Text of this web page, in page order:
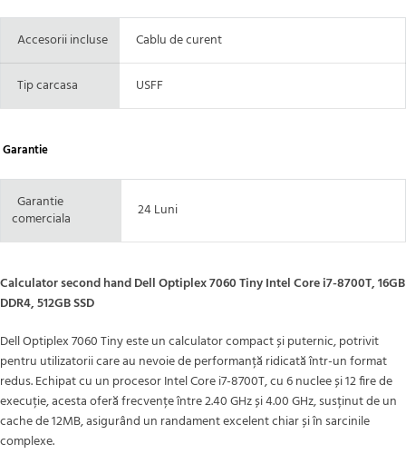
Accesorii incluse Cablu de curent
Tip carcasa USFF
Garantie
Garantie
comerciala
24 Luni
Calculator second hand Dell Optiplex 7060 Tiny Intel Core i7-8700T, 16GB
DDR4, 512GB SSD
Dell Optiplex 7060 Tiny este un calculator compact și puternic, potrivit
pentru utilizatorii care au nevoie de performanță ridicată într-un format
redus. Echipat cu un procesor Intel Core i7-8700T, cu 6 nuclee și 12 fire de
execuție, acesta oferă frecvențe între 2.40 GHz și 4.00 GHz, susținut de un
cache de 12MB, asigurând un randament excelent chiar și în sarcinile
complexe.